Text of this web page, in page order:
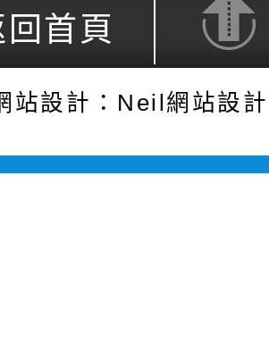
回首頁
站設計：Neil網站設